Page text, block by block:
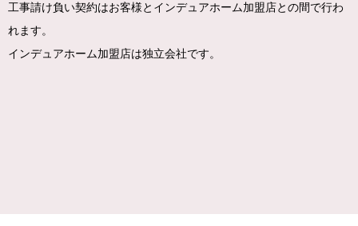
工事請け負い契約はお客様とインデュアホーム加盟店との間で行わ
れます。
インデュアホーム加盟店は独立会社です。